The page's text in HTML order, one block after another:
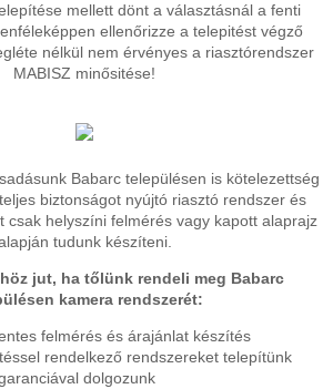
mellett dönt a választásnál a fenti
ellenőrizze a telepitést végző
nélkül nem érvényes a riasztórendszer
MABISZ minősitése!
Babarc településen is kötelezettség
biztonságot nyújtó riasztó rendszer és
csak helyszíni felmérés vagy kapott alaprajz
tudunk készíteni.
jut, ha tőlünk rendeli meg Babarc
kamera rendszerét:
felmérés és árajánlat készítés
rendelkező rendszereket telepítünk
dolgozunk